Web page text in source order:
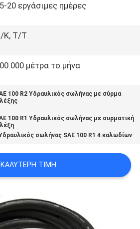
20 εργάσιμες ημέρες
Κ, Τ/Τ
μέτρα το μήνα
100 R2 Υδραυλικός σωλήνας με σύρμα
100 R1 Υδραυλικός σωλήνας με συρματική
σωλήνας SAE 100 R1 4 καλωδίων
ΚΑΛΎΤΕΡΗ ΤΙΜΉ